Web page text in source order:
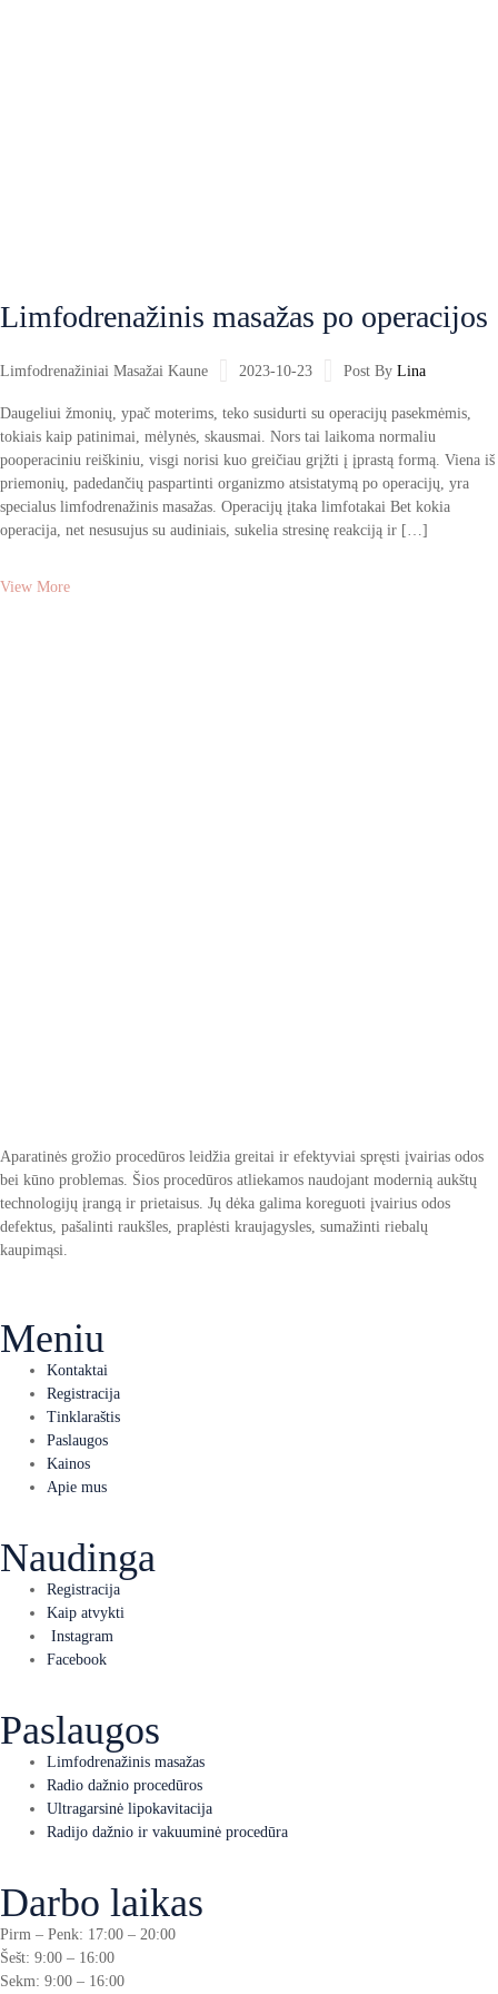
2023-10-23
Limfodrenažiniai Masažai Kaune Post By Lina
Limfodrenažinis masažas po operacijos
Daugeliui žmonių, ypač moterims, teko susidurti su operacijų pasekmėmis,
tokiais kaip patinimai, mėlynės, skausmai. Nors tai laikoma normaliu
pooperaciniu reiškiniu, visgi norisi kuo greičiau grįžti į įprastą formą. Viena iš
priemonių, padedančių paspartinti organizmo atsistatymą po operacijų, yra
specialus limfodrenažinis masažas. Operacijų įtaka limfotakai Bet kokia
operacija, net nesusujus su audiniais, sukelia stresinę reakciją ir […]
View More
Aparatinės grožio procedūros leidžia greitai ir efektyviai spręsti įvairias odos
bei kūno problemas. Šios procedūros atliekamos naudojant modernią aukštų
technologijų įrangą ir prietaisus. Jų dėka galima koreguoti įvairius odos
defektus, pašalinti raukšles, praplėsti kraujagysles, sumažinti riebalų
kaupimąsi.
Meniu
Kontaktai
Registracija
Tinklaraštis
Paslaugos
Kainos
Apie mus
Naudinga
Registracija
Kaip atvykti
Instagram
Facebook
Paslaugos
Limfodrenažinis masažas
Radio dažnio procedūros
Ultragarsinė lipokavitacija
Radijo dažnio ir vakuuminė procedūra
Darbo laikas
Pirm – Penk: 17:00 – 20:00
Šešt: 9:00 – 16:00
Sekm: 9:00 – 16:00